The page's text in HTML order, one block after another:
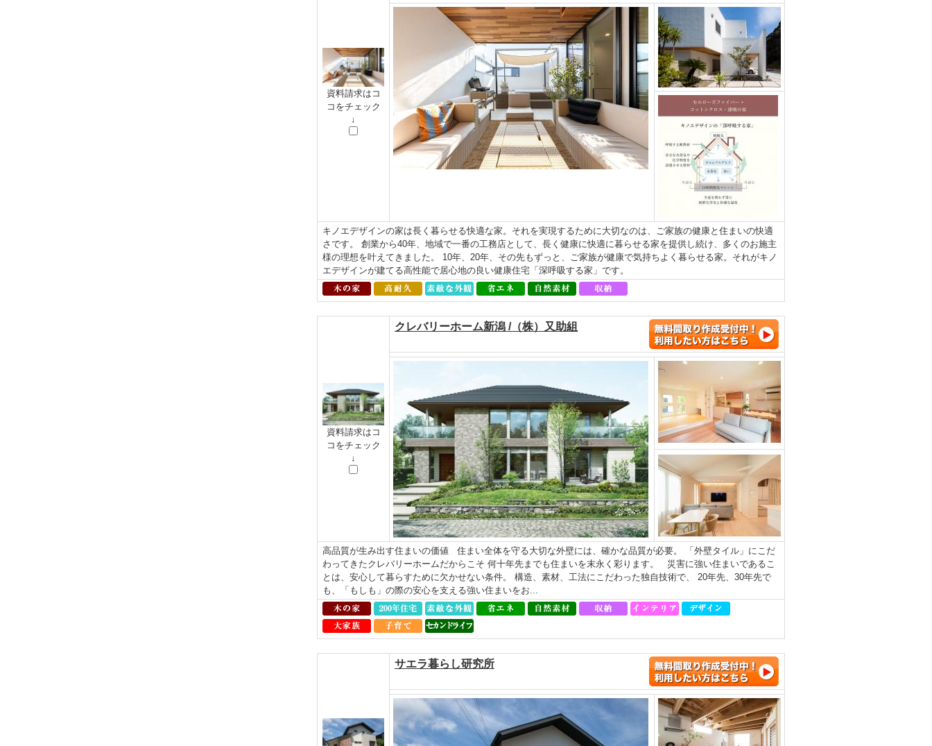
資料請求はコ
コをチェック
↓
キノエデザインの家は長く暮らせる快適な家。それを実現するために大切なのは、ご家族の健康と住まいの快適
さです。 創業から40年、地域で一番の工務店として、長く健康に快適に暮らせる家を提供し続け、多くのお施主
様の理想を叶えてきました。 10年、20年、その先もずっと、ご家族が健康で気持ちよく暮らせる家。それがキノ
エデザインが建てる高性能で居心地の良い健康住宅「深呼吸する家」です。
資料請求はコ
コをチェック
↓
クレバリーホーム新潟 /（株）又助組
高品質が生み出す住まいの価値 住まい全体を守る大切な外壁には、確かな品質が必要。 「外壁タイル」にこだ
わってきたクレバリーホームだからこそ 何十年先までも住まいを末永く彩ります。 災害に強い住まいであるこ
とは、安心して暮らすために欠かせない条件。 構造、素材、工法にこだわった独自技術で、 20年先、30年先で
も、「もしも」の際の安心を支える強い住まいをお...
サエラ暮らし研究所